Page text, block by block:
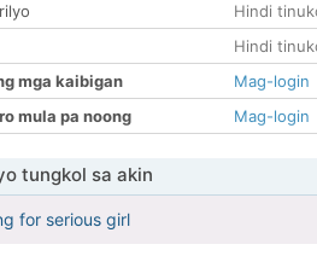
Hindi
Hindi
mga kaibigan
Mag-login
mula pa noong
Mag-login
tungkol sa akin
for serious girl